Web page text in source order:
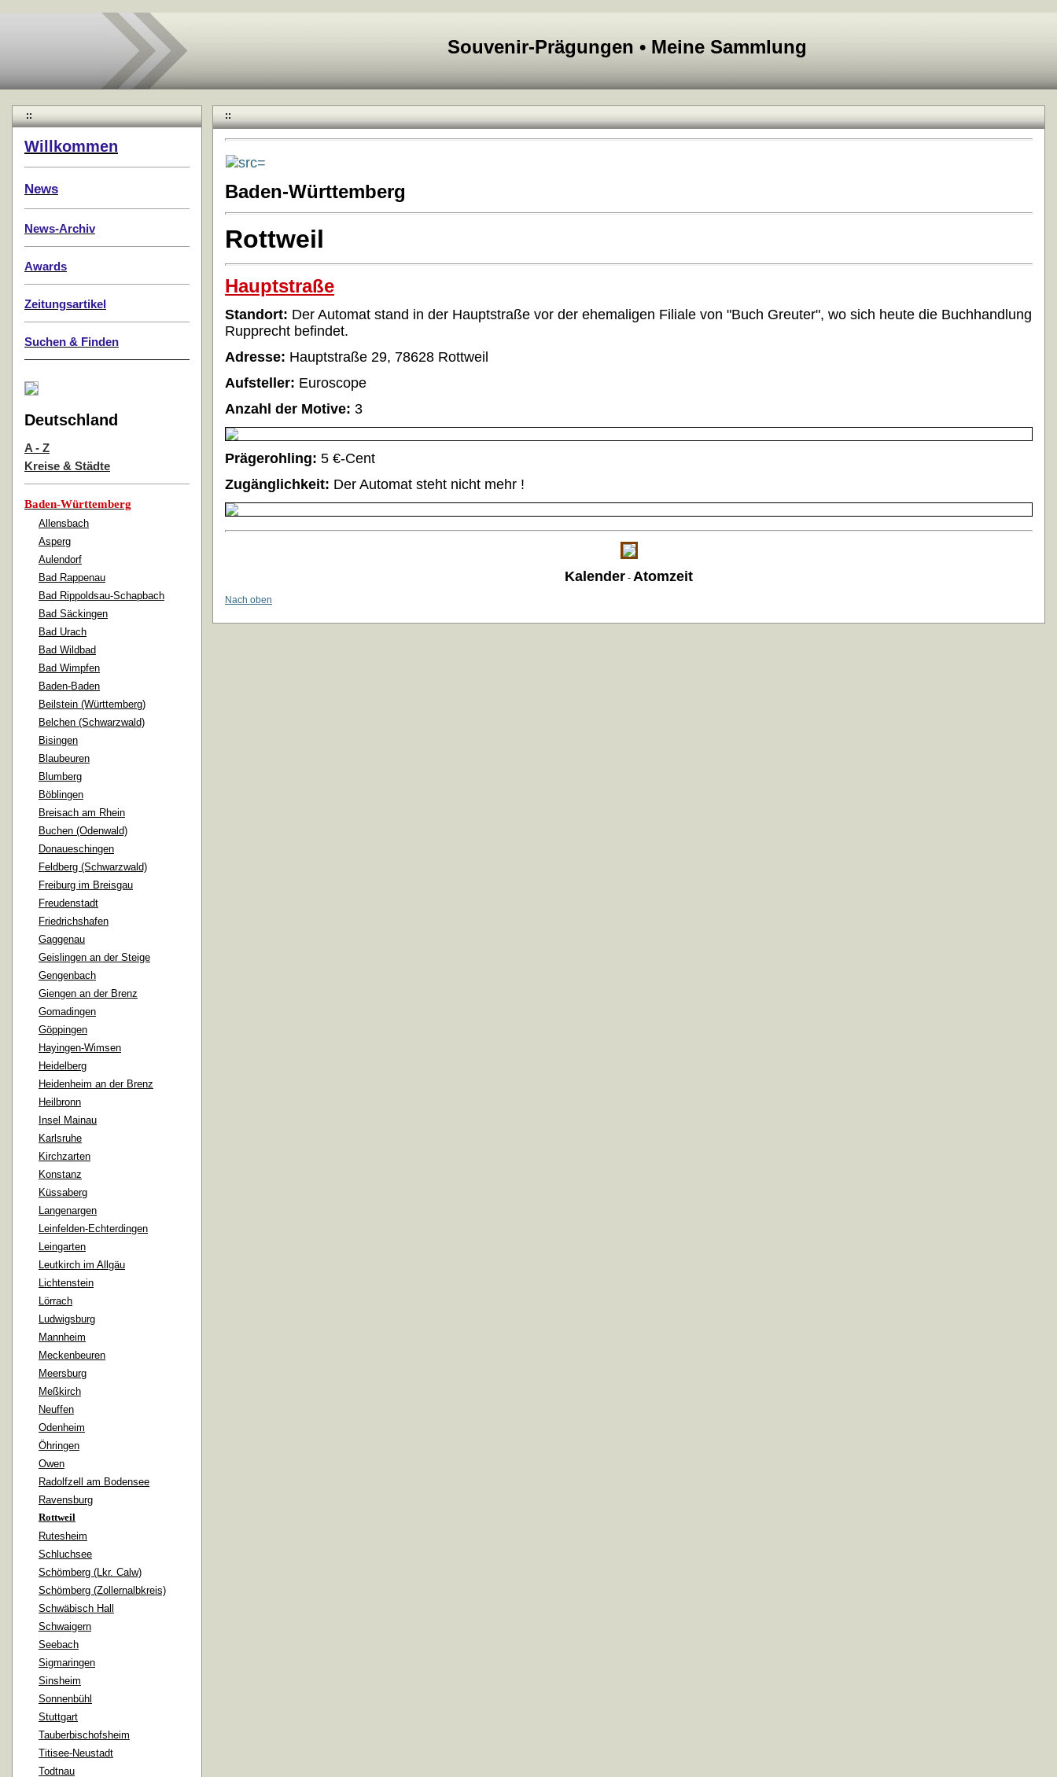
Souvenir-Prägungen • Meine Sammlung
::
Willkommen
News
News-Archiv
Awards
Zeitungsartikel
Suchen & Finden
Deutschland
A - Z
Kreise & Städte
Baden-Württemberg
Allensbach
Asperg
Aulendorf
Bad Rappenau
Bad Rippoldsau-Schapbach
Bad Säckingen
Bad Urach
Bad Wildbad
Bad Wimpfen
Baden-Baden
Beilstein (Württemberg)
Belchen (Schwarzwald)
Bisingen
Blaubeuren
Blumberg
Böblingen
Breisach am Rhein
Buchen (Odenwald)
Donaueschingen
Feldberg (Schwarzwald)
Freiburg im Breisgau
Freudenstadt
Friedrichshafen
Gaggenau
Geislingen an der Steige
Gengenbach
Giengen an der Brenz
Gomadingen
Göppingen
Hayingen-Wimsen
Heidelberg
Heidenheim an der Brenz
Heilbronn
Insel Mainau
Karlsruhe
Kirchzarten
Konstanz
Küssaberg
Langenargen
Leinfelden-Echterdingen
Leingarten
Leutkirch im Allgäu
Lichtenstein
Lörrach
Ludwigsburg
Mannheim
Meckenbeuren
Meersburg
Meßkirch
Neuffen
Odenheim
Öhringen
Owen
Radolfzell am Bodensee
Ravensburg
Rottweil
Rutesheim
Schluchsee
Schömberg (Lkr. Calw)
Schömberg (Zollernalbkreis)
Schwäbisch Hall
Schwaigern
Seebach
Sigmaringen
Sinsheim
Sonnenbühl
Stuttgart
Tauberbischofsheim
Titisee-Neustadt
Todtnau
::
Baden-Württemberg
Rottweil
Hauptstraße
Standort: Der Automat stand in der Hauptstraße vor der ehemaligen Filiale von "Buch Greuter", wo sich heute die Buchhandlung
Rupprecht befindet.
Adresse: Hauptstraße 29, 78628 Rottweil
Aufsteller: Euroscope
Anzahl der Motive: 3
Prägerohling: 5 €-Cent
Zugänglichkeit: Der Automat steht nicht mehr !
Kalender - Atomzeit
Nach oben